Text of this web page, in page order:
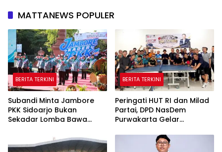
MATTANEWS POPULER
BERITA TERKINI
Subandi Minta Jambore
PKK Sidoarjo Bukan
Sekadar Lomba Bawa
untuk Warga
BERITA TERKINI
Peringati HUT RI dan Milad
Partai, DPD NasDem
Purwakarta Gelar
hingga Baksos Gratis